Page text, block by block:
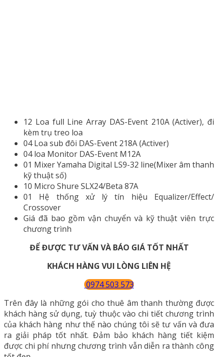
12 Loa full Line Array DAS-Event 210A (Activer), đi
kèm trụ treo loa
04 Loa sub đôi DAS-Event 218A (Activer)
04 loa Monitor DAS-Event M12A
01 Mixer Yamaha Digital LS9-32 line(Mixer âm thanh
kỹ thuật số)
10 Micro Shure SLX24/Beta 87A
01 Hệ thống xử lý tín hiệu Equalizer/Effect/
Crossover
Giá đã bao gồm vận chuyển và kỹ thuật viên trực
chương trình
ĐỂ ĐƯỢC TƯ VẤN VÀ BÁO GIÁ TỐT NHẤT
KHÁCH HÀNG VUI LÒNG LIÊN HỆ
0974 503 573
Trên đây là những gói cho thuê âm thanh thường được
khách hàng sử dụng, tuỳ thuộc vào chi tiết chương trình
của khách hàng như thế nào chúng tôi sẽ tư vấn và đưa
ra giải pháp tốt nhất. Đảm bảo khách hàng tiết kiệm
được chi phí nhưng chương trình vẫn diễn ra thành công